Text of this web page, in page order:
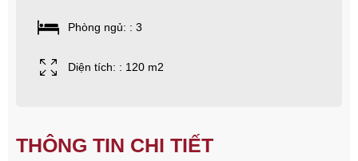
Phòng ngủ: : 3
Diện tích: : 120 m2
THÔNG TIN CHI TIẾT